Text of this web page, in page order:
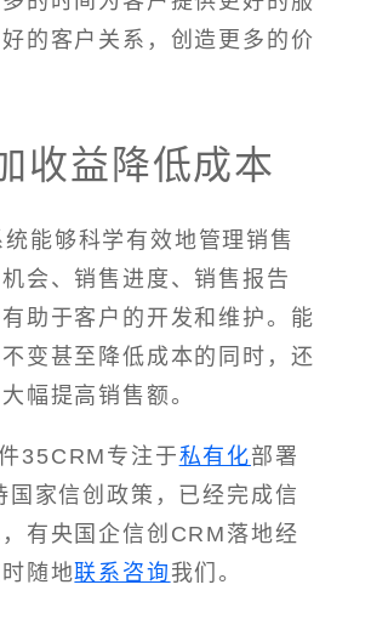
的客户关系，创造更多的价
收益降低成本
能够科学有效地管理销售
会、销售进度、销售报告
助于客户的开发和维护。能
变甚至降低成本的同时，还
幅提高销售额。
35CRM专注于私有化部署
国家信创政策，已经完成信
有央国企信创CRM落地经
随地联系咨询 我们。